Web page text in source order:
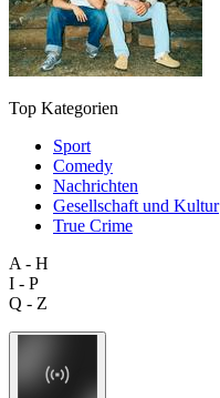
Top Kategorien
Sport
Comedy
Nachrichten
Gesellschaft und Kultur
True Crime
A - H
I - P
Q - Z